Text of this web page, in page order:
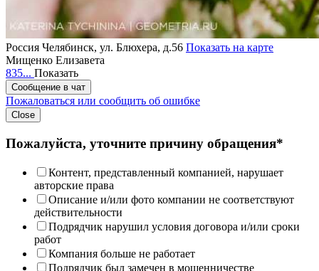
Россия Челябинск, ул. Блюхера, д.56 Показать на карте
Мищенко Елизавета
835... Показать
Сообщение в чат
Пожаловаться или сообщить об ошибке
Close
Пожалуйста, уточните причину обращения*
Контент, представленный компанией, нарушает
авторские права
Описание и/или фото компании не соответствуют
действительности
Подрядчик нарушил условия договора и/или сроки
работ
Компания больше не работает
Подрядчик был замечен в мошенничестве